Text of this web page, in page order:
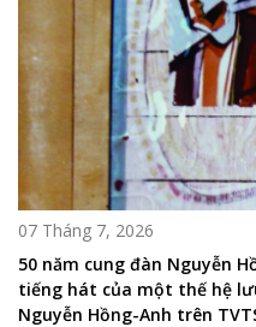
07 Tháng 7, 2026
50 năm cung đàn Nguyễn
tiếng hát của một thế hệ
Nguyễn Hồng-Anh trên